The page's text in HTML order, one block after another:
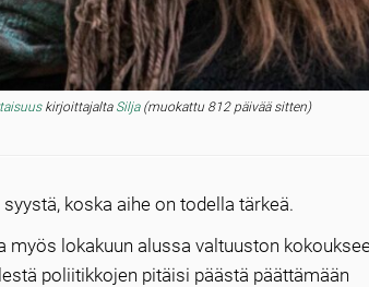
kirjoittajalta Silja(muokattu 812 päivää sitten)
koska aihe on todella tärkeä.
myös lokakuun alussa valtuuston
poliitikkojen pitäisi päästä päättämään